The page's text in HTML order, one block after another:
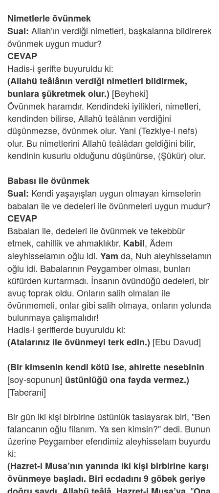
Nimetlerle övünmek
Sual: Allah’ın verdiği nimetleri, başkalarına bildirerek
övünmek uygun mudur?
CEVAP
Hadis-i şerifte buyuruldu ki:
(Allahü teâlânın verdiği nimetleri bildirmek,
bunlara şükretmek olur.) [Beyheki]
Övünmek haramdır. Kendindeki iyilikleri, nimetleri,
kendinden bilirse, Allahü teâlânın verdiğini
düşünmezse, övünmek olur. Yani (Tezkiye-i nefs)
olur. Bu nimetlerini Allahü teâlâdan geldiğini bilir,
kendinin kusurlu olduğunu düşünürse, (Şükür) olur.
Babası ile övünmek
Sual: Kendi yaşayışları uygun olmayan kimselerin
babaları ile ve dedeleri ile övünmeleri uygun mudur?
CEVAP
Babaları ile, dedeleri ile övünmek ve tekebbür
etmek, cahillik ve ahmaklıktır. Kabil, Âdem
aleyhisselamın oğlu idi. Yam da, Nuh aleyhisselamın
oğlu idi. Babalarının Peygamber olması, bunları
küfürden kurtarmadı. İnsanın övündüğü dedeleri, bir
avuç toprak oldu. Onların salih olmaları ile
övünmemeli, onlar gibi salih olmaya, onların yolunda
bulunmaya çalışmalıdır!
Hadis-i şeriflerde buyuruldu ki:
(Atalarınız ile övünmeyi terk edin.) [Ebu Davud]
(Bir kimsenin kendi kötü ise, ahirette nesebinin
[soy-sopunun] üstünlüğü ona fayda vermez.)
[Taberani]
Bir gün iki kişi birbirine üstünlük taslayarak biri, "Ben
falancanın oğlu filanım. Ya sen kimsin?" dedi. Bunun
üzerine Peygamber efendimiz aleyhisselam buyurdu
ki:
(Hazret-i Musa’nın yanında iki kişi birbirine karşı
övünmeye başladı. Biri ecdadını 9 göbek geriye